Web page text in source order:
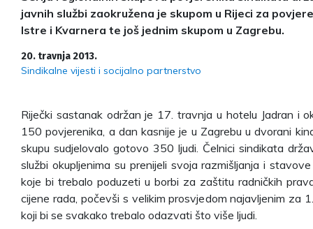
javnih službi zaokružena je skupom u Rijeci za
Istre i Kvarnera te još jednim skupom u Zagrebu.
20. travnja 2013.
Sindikalne vijesti i socijalno partnerstvo
Riječki sastanak održan je 17. travnja u hotelu Jadran i
150 povjerenika, a dan kasnije je u Zagrebu u dvorani
skupu sudjelovalo gotovo 350 ljudi. Čelnici sindikata
službi okupljenima su prenijeli svoja razmišljanja i
koje bi trebalo poduzeti u borbi za zaštitu radničkih
cijene rada, počevši s velikim prosvjedom najavljenim za
koji bi se svakako trebalo odazvati što više ljudi.